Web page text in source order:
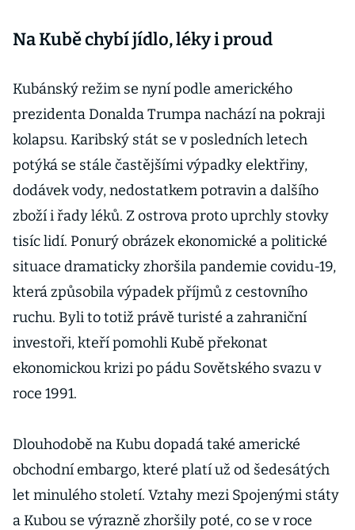
Na Kubě chybí jídlo, léky i proud
Kubánský režim se nyní podle amerického
prezidenta Donalda Trumpa nachází na pokraji
kolapsu. Karibský stát se v posledních letech
potýká se stále častějšími výpadky elektřiny,
dodávek vody, nedostatkem potravin a dalšího
zboží i řady léků. Z ostrova proto uprchly stovky
tisíc lidí. Ponurý obrázek ekonomické a politické
situace dramaticky zhoršila pandemie covidu-19,
která způsobila výpadek příjmů z cestovního
ruchu. Byli to totiž právě turisté a zahraniční
investoři, kteří pomohli Kubě překonat
ekonomickou krizi po pádu Sovětského svazu v
roce 1991.
Dlouhodobě na Kubu dopadá také americké
obchodní embargo, které platí už od šedesátých
let minulého století. Vztahy mezi Spojenými státy
a Kubou se výrazně zhoršily poté, co se v roce